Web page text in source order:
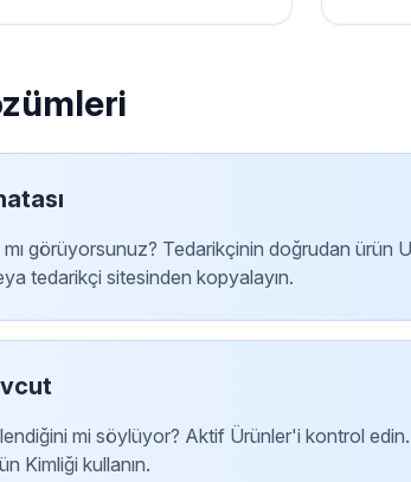
görüyorsunuz? Tedarikçinin doğrudan ürün
tedarikçi sitesinden kopyalayın.
mi söylüyor? Aktif Ürünler'i kontrol edin.
Kimliği kullanın.